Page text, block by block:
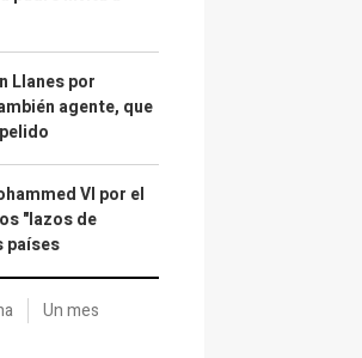
Llanes por
agente, que
VI por el
"lazos de
países
Un mes